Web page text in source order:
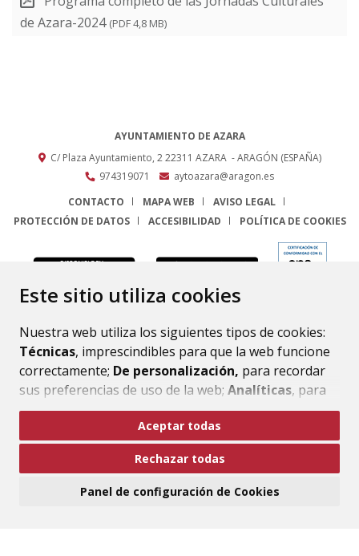
Este sitio utiliza cookies
Nuestra web utiliza los siguientes tipos de cookies:
Técnicas, imprescindibles para que la web funcione
correctamente; De personalización, para recordar
sus preferencias de uso de la web; Analíticas, para
mejorar el funcionamiento de la web y sus servicios.
Si acepta pulsando el botón“Aceptar todas”
consideramos que acepta su uso. Si pulsa el botón
ninguna acción, se guardarán las cookies técnicas
Aceptar todas
Rechazar todas
Panel de configuración de Cookies
de Azara-2024 (PDF 4,8 MB)
AYUNTAMIENTO DE AZARA
C/ Plaza Ayuntamiento, 222311 AZARA - ARAGÓN (ESPAÑA)
974319071
aytoazara@aragon.es
CONTACTO
MAPA WEB
AVISO LEGAL
PROTECCIÓN DE DATOS
ACCESIBILIDAD POLÍTICA DE COOKIES